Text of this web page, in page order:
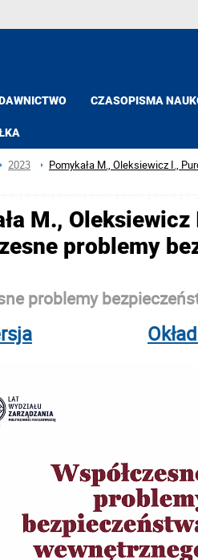
CZASOPISMA
2023
Pomykała M., Oleksiewicz I.,
M.,
problemy
problemy